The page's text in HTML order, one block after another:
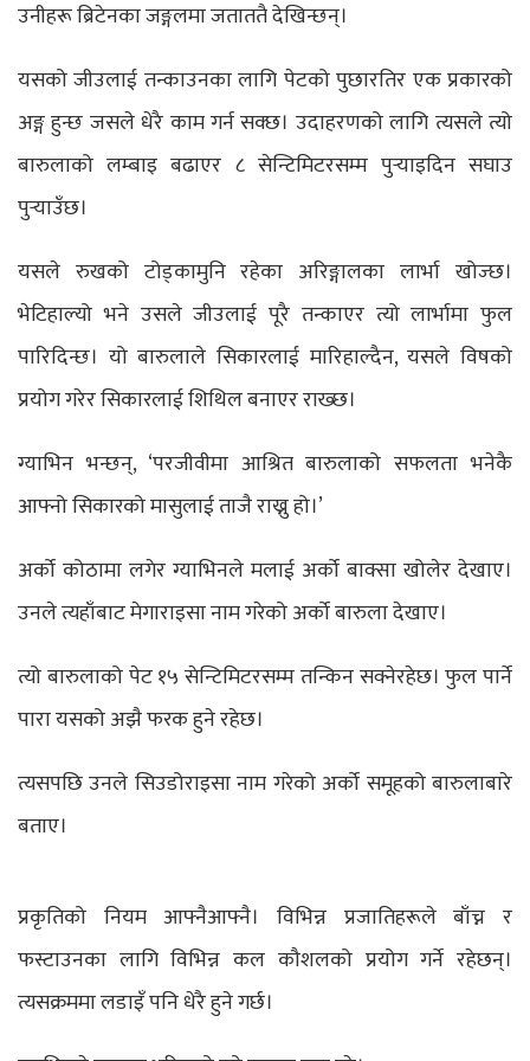
उनीहरू ब्रिटेनका जङ्गलमा जताततै देखिन्छन्।
यसको जीउलाई तन्काउनका लागि पेटको पुछारतिर एक प्रकारको
अङ्ग हुन्छ जसले धेरै काम गर्न सक्छ। उदाहरणको लागि त्यसले त्यो
बारुलाको लम्बाइ बढाएर ८ सेन्टिमिटरसम्म पुर्‍याइदिन सघाउ
पुर्‍याउँछ।
यसले रुखको टोड्कामुनि रहेका अरिङ्गालका लार्भा खोज्छ।
भेटिहाल्यो भने उसले जीउलाई पूरै तन्काएर त्यो लार्भामा फुल
पारिदिन्छ। यो बारुलाले सिकारलाई मारिहाल्दैन, यसले विषको
प्रयोग गरेर सिकारलाई शिथिल बनाएर राख्छ।
ग्याभिन भन्छन्, ‘परजीवीमा आश्रित बारुलाको सफलता भनेकै
आफ्नो सिकारको मासुलाई ताजै राख्नु हो।’
अर्को कोठामा लगेर ग्याभिनले मलाई अर्को बाक्सा खोलेर देखाए।
उनले त्यहाँबाट मेगाराइसा नाम गरेको अर्को बारुला देखाए।
त्यो बारुलाको पेट १५ सेन्टिमिटरसम्म तन्किन सक्नेरहेछ। फुल पार्ने
पारा यसको अझै फरक हुने रहेछ।
त्यसपछि उनले सिउडोराइसा नाम गरेको अर्को समूहको बारुलाबारे
बताए।
प्रकृतिको नियम आफ्नैआफ्नै। विभिन्न प्रजातिहरूले बाँच्न र
फस्टाउनका लागि विभिन्न कल कौशलको प्रयोग गर्ने रहेछन्।
त्यसक्रममा लडाइँ पनि धेरै हुने गर्छ।